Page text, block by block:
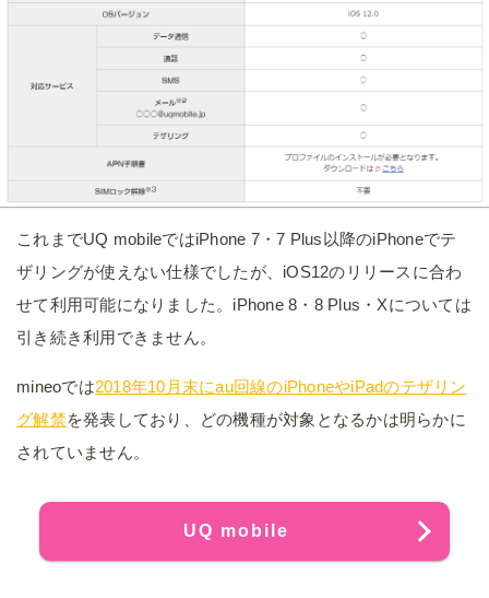
これまでUQ mobileではiPhone 7・7 Plus以降のiPhoneでテ
ザリングが使えない仕様でしたが、iOS12のリリースに合わ
せて利用可能になりました。iPhone 8・8 Plus・Xについては
引き続き利用できません。
mineoでは2018年10月末にau回線のiPhoneやiPadのテザリン
グ解禁を発表しており、どの機種が対象となるかは明らかに
されていません。
UQ mobile